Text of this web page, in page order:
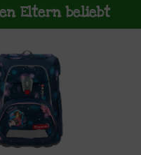
Eltern beliebt